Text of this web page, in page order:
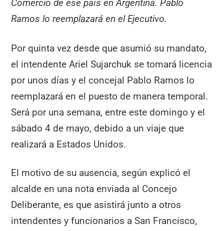
Comercio de ese país en Argentina. Pablo
Ramos lo reemplazará en el Ejecutivo.
Por quinta vez desde que asumió su mandato,
el intendente Ariel Sujarchuk se tomará licencia
por unos días y el concejal Pablo Ramos lo
reemplazará en el puesto de manera temporal.
Será por una semana, entre este domingo y el
sábado 4 de mayo, debido a un viaje que
realizará a Estados Unidos.
El motivo de su ausencia, según explicó el
alcalde en una nota enviada al Concejo
Deliberante, es que asistirá junto a otros
intendentes y funcionarios a San Francisco,